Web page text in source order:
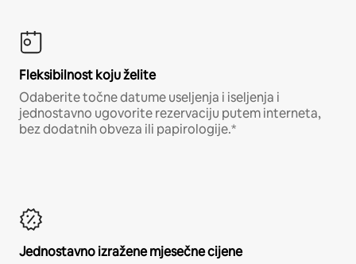
Fleksibilnost koju želite
Odaberite točne datume useljenja i iseljenja i
jednostavno ugovorite rezervaciju putem interneta,
bez dodatnih obveza ili papirologije.*
Jednostavno izražene mjesečne cijene